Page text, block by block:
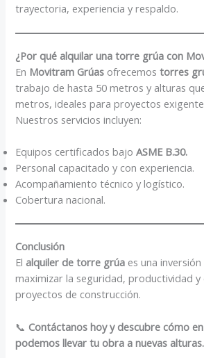
trayectoria, experiencia y respaldo.
¿Por qué alquilar una torre grúa con
En Movitram Grúas ofrecemostorres
trabajo de hasta 50 metros y alturas
metros, ideales para proyectos
Nuestros servicios incluyen:
Equipos certificados bajoASME B.30.
Personal capacitado y con experiencia.
Acompañamiento técnico y logístico.
Cobertura nacional.
Conclusión
El alquiler de torre grúa es una
maximizar la seguridad, productividad y
proyectos de construcción.
📞 Contáctanos hoy y descubre cómo
podemos llevar tu obra a nuevas alturas.